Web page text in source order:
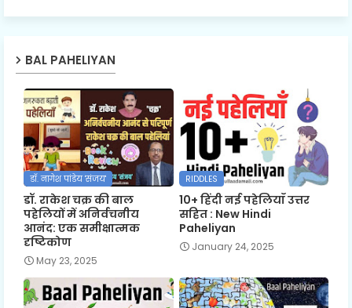
BAL PAHELIYAN
डॉ. नागेश पांडेय 'संजय'
डॉ. राकेश चक्र की बाल
पहेलियों में अनिर्वचनीय
आनंद: एक समीक्षात्मक
दृष्टिकोण
May 23, 2025
RIDDLES
10+ हिंदी नई पहेलियाँ उत्तर
सहित : New Hindi
Paheliyan
January 24, 2025